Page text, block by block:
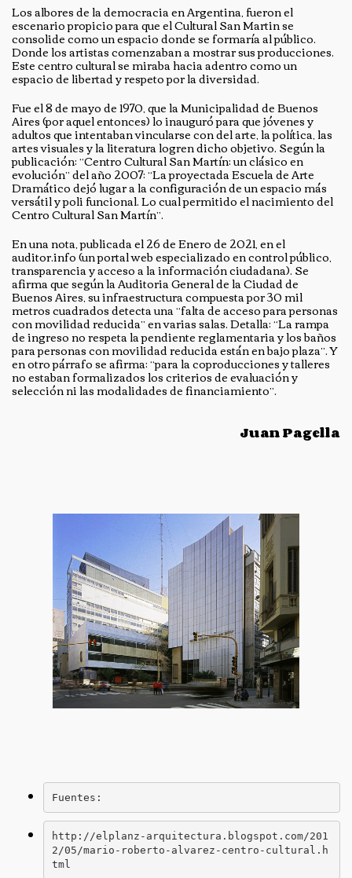
Los albores de la democracia en Argentina, fueron el
escenario propicio para que el Cultural San Martin se
consolide como un espacio donde se formaría al público.
Donde los artistas comenzaban a mostrar sus producciones.
Este centro cultural se miraba hacia adentro como un
espacio de libertad y respeto por la diversidad.
Fue el 8 de mayo de 1970, que la Municipalidad de Buenos
Aires (por aquel entonces) lo inauguró para que jóvenes y
adultos que intentaban vincularse con del arte, la política, las
artes visuales y la literatura logren dicho objetivo. Según la
publicación: “Centro Cultural San Martín: un clásico en
evolución” del año 2007: “La proyectada Escuela de Arte
Dramático dejó lugar a la configuración de un espacio más
versátil y poli funcional. Lo cual permitido el nacimiento del
Centro Cultural San Martín”.
En una nota, publicada el 26 de Enero de 2021, en el
auditor.info (un portal web especializado en control público,
transparencia y acceso a la información ciudadana). Se
afirma que según la Auditoria General de la Ciudad de
Buenos Aires, su infraestructura compuesta por 30 mil
metros cuadrados detecta una “falta de acceso para personas
con movilidad reducida” en varias salas. Detalla: “La rampa
de ingreso no respeta la pendiente reglamentaria y los baños
para personas con movilidad reducida están en bajo plaza”. Y
en otro párrafo se afirma: “para la coproducciones y talleres
no estaban formalizados los criterios de evaluación y
selección ni las modalidades de financiamiento”.
Juan Pagella
Fuentes:
http://elplanz-arquitectura.blogspot.com/201
2/05/mario-roberto-alvarez-centro-cultural.h
tml